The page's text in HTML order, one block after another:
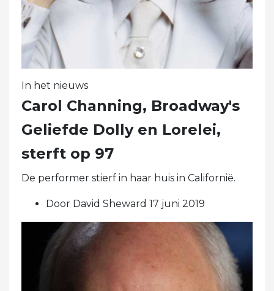
In het nieuws
Carol Channing, Broadway's
Geliefde Dolly en Lorelei,
sterft op 97
De performer stierf in haar huis in Californië.
Door David Sheward 17 juni 2019